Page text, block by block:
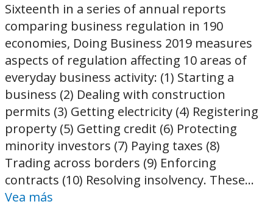
Sixteenth in a series of annual reports
comparing business regulation in 190
economies, Doing Business 2019 measures
aspects of regulation affecting 10 areas of
everyday business activity: (1) Starting a
business (2) Dealing with construction
permits (3) Getting electricity (4) Registering
property (5) Getting credit (6) Protecting
minority investors (7) Paying taxes (8)
Trading across borders (9) Enforcing
contracts (10) Resolving insolvency. These...
Vea más